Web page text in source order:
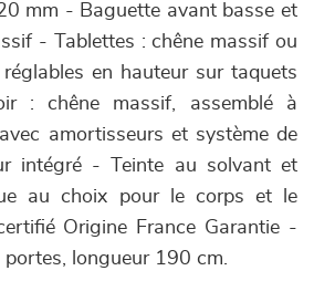
mm - Baguette avant basse et
- Tablettes : chêne massif ou
en hauteur sur taquets
: chêne massif, assemblé à
amortisseurs et système de
intégré - Teinte au solvant et
au choix pour le corps et le
Origine France Garantie -
portes, longueur 190 cm.